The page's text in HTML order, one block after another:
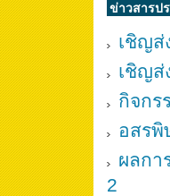
ข่าวสารป
เชิญส่
เชิญส่
กิจกร
อสรพิ
ผลกา
2